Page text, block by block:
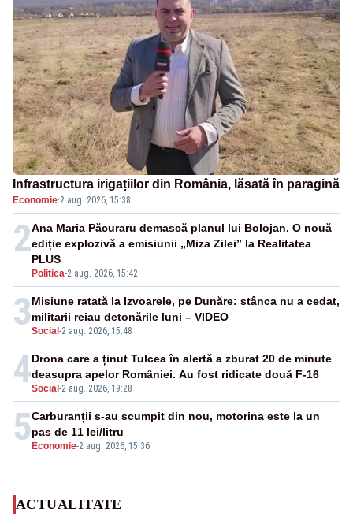
Infrastructura irigațiilor din România, lăsată în paragină
Economie·2 aug. 2026, 15:38
2
Politica-2 aug. 2026, 15:42
Ana Maria Păcuraru demască planul lui Bolojan. O nouă
ediție explozivă a emisiunii „Miza Zilei” la Realitatea
PLUS
3Social -2 aug. 2026, 15:48
Misiune ratată la Izvoarele, pe Dunăre: stânca nu a cedat,
militarii reiau detonările luni – VIDEO
4Social -2 aug. 2026, 19:28
Drona care a ținut Tulcea în alertă a zburat 20 de minute
deasupra apelor României. Au fost ridicate două F-16
5 Economie-2 aug. 2026, 15:36
Carburanții s-au scumpit din nou, motorina este la un
pas de 11 lei/litru
ACTUALITATE